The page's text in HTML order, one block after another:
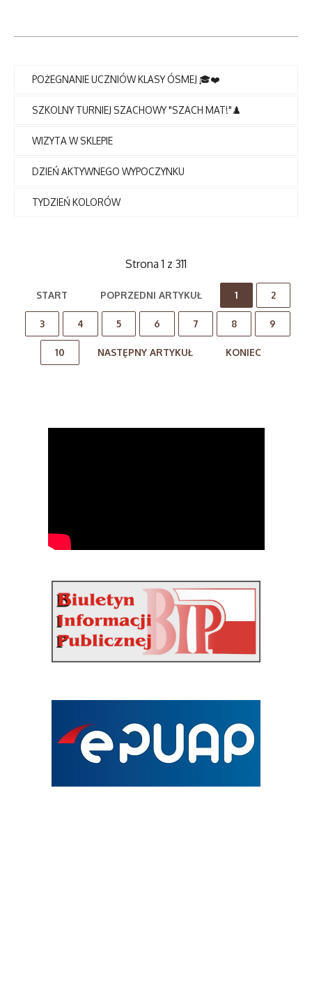
POŻEGNANIE UCZNIÓW KLASY ÓSMEJ 🎓❤️
SZKOLNY TURNIEJ SZACHOWY "SZACH MAT!"♟️
WIZYTA W SKLEPIE
DZIEŃ AKTYWNEGO WYPOCZYNKU
TYDZIEŃ KOLORÓW
Strona 1 z 311
START POPRZEDNI ARTYKUŁ 1 2
3 4 5 6 7 8 9
10 NASTĘPNY ARTYKUŁ KONIEC